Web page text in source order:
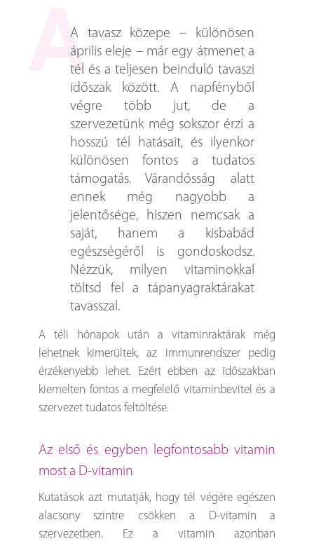
A tavasz közepe – különösen
április eleje – már egy átmenet a
tél és a teljesen beinduló tavaszi
időszak között. A napfényből
végre több jut, de a
szervezetünk még sokszor érzi a
hosszú tél hatásait, és ilyenkor
különösen fontos a tudatos
támogatás. Várandósság alatt
ennek még nagyobb a
jelentősége, hiszen nemcsak a
saját, hanem a kisbabád
egészségéről is gondoskodsz.
Nézzük, milyen vitaminokkal
töltsd fel a tápanyagraktárakat
tavasszal.
A téli hónapok után a vitaminraktárak még
lehetnek kimerültek, az immunrendszer pedig
érzékenyebb lehet. Ezért ebben az időszakban
kiemelten fontos a megfelelő vitaminbevitel és a
szervezet tudatos feltöltése.
Az első és egyben legfontosabb vitamin
most a D-vitamin
Kutatások azt mutatják, hogy tél végére egészen
alacsony szintre csökken a D-vitamin a
szervezetben. Ez a vitamin azonban